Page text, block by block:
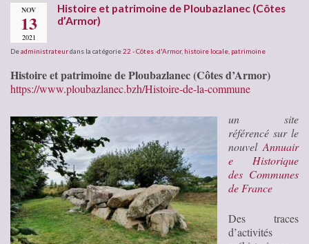
NOV
13
2021
Histoire et patrimoine de Ploubazlanec (Côtes
d’Armor)
Deadministrateurdans la catégorie22 - Côtes -d'Armor, histoire locale patrimoine
Histoire et patrimoine de Ploubazlanec (Côtes d’Armor)
https://www.ploubazlanec.bzh/Histoire-de-la-commune
un site
référencé sur le
nouvel Annuair
e Historique
des Communes
de France
Des traces
d’activités